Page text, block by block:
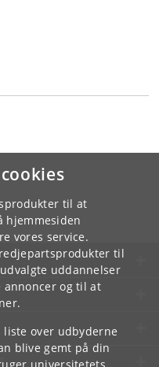
til at
hjemmesiden
vores service.
til
uddannelser
og til at
liste over udbyderne
blive gemt på din